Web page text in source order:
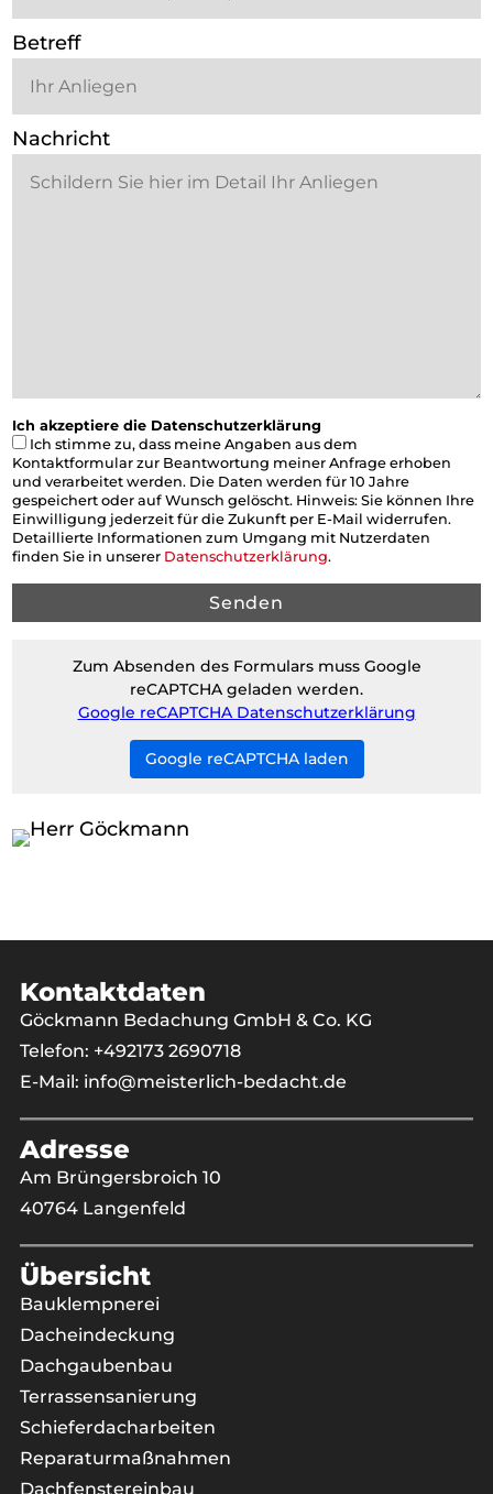
Betreff
Nachricht
Ich akzeptiere die Datenschutzerklärung
Ich stimme zu, dass meine Angaben aus dem
Kontaktformular zur Beantwortung meiner Anfrage erhoben
und verarbeitet werden. Die Daten werden für 10 Jahre
gespeichert oder auf Wunsch gelöscht. Hinweis: Sie können Ihre
Einwilligung jederzeit für die Zukunft per E-Mail widerrufen.
Detaillierte Informationen zum Umgang mit Nutzerdaten
finden Sie in unserer Datenschutzerklärung.
Zum Absenden des Formulars muss Google
reCAPTCHA geladen werden.
Google reCAPTCHA Datenschutzerklärung
Google reCAPTCHA laden
Kontaktdaten
Göckmann Bedachung GmbH & Co. KG
Telefon: +492173 2690718
E-Mail: info@meisterlich-bedacht.de
Adresse
Am Brüngersbroich 10
40764 Langenfeld
Übersicht
Bauklempnerei
Dacheindeckung
Dachgaubenbau
Terrassensanierung
Schieferdacharbeiten
Reparaturmaßnahmen
Dachfenstereinbau